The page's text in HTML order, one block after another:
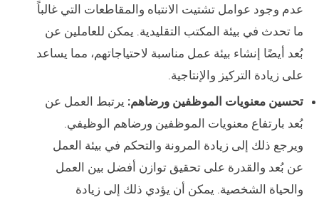
عدم وجود عوامل تشتيت الانتباه والمقاطعات التي غالباً
ما تحدث في بيئة المكتب التقليدية. يمكن للعاملين عن
بُعد أيضًا إنشاء بيئة عمل مناسبة لاحتياجاتهم، مما يساعد
على زيادة التركيز والإنتاجية.
تحسين معنويات الموظفين ورضاهم: يرتبط العمل عن
بُعد بارتفاع معنويات الموظفين ورضاهم الوظيفي.
ويرجع ذلك إلى زيادة المرونة والتحكم في بيئة العمل
عن بُعد والقدرة على تحقيق توازن أفضل بين العمل
والحياة الشخصية. يمكن أن يؤدي ذلك إلى زيادة